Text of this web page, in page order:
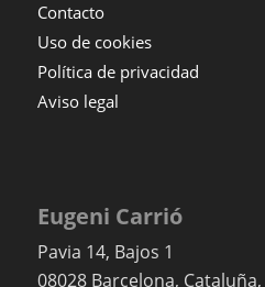
Contacto
Uso de cookies
Política de privacidad
Aviso legal
Eugeni Carrió
Pavia 14, Bajos 1
08028 Barcelona, Cataluña,